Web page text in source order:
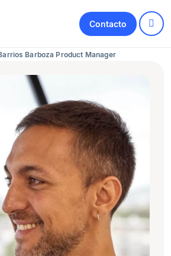
Contacto
Barboza Product Manager